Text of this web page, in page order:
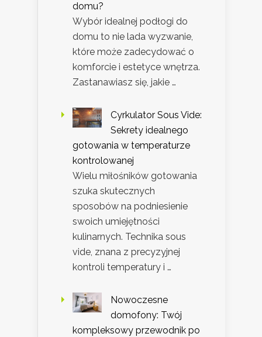
domu?
Wybór idealnej podłogi do
domu to nie lada wyzwanie,
które może zadecydować o
komforcie i estetyce wnętrza.
Zastanawiasz się, jakie …
Cyrkulator Sous Vide:
Sekrety idealnego
gotowania w temperaturze
kontrolowanej
Wielu miłośników gotowania
szuka skutecznych
sposobów na podniesienie
swoich umiejętności
kulinarnych. Technika sous
vide, znana z precyzyjnej
kontroli temperatury i …
Nowoczesne
domofony: Twój
kompleksowy przewodnik po